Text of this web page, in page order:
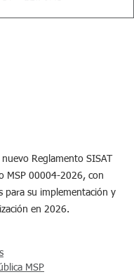
Reglamento SISAT
MSP 00004-2026, con
para su implementación y
en 2026.
MSP